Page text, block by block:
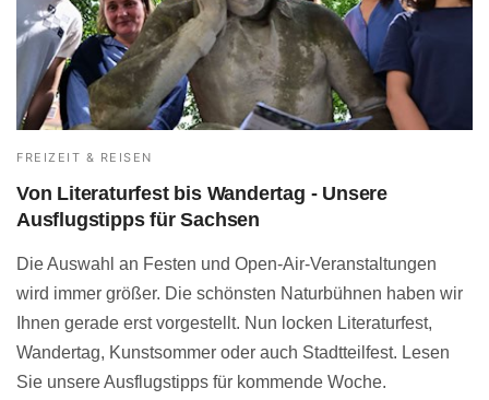
FREIZEIT & REISEN
Von Literaturfest bis Wandertag - Unsere
Ausflugstipps für Sachsen
Die Auswahl an Festen und Open-Air-Veranstaltungen
wird immer größer. Die schönsten Naturbühnen haben wir
Ihnen gerade erst vorgestellt. Nun locken Literaturfest,
Wandertag, Kunstsommer oder auch Stadtteilfest. Lesen
Sie unsere Ausflugstipps für kommende Woche.